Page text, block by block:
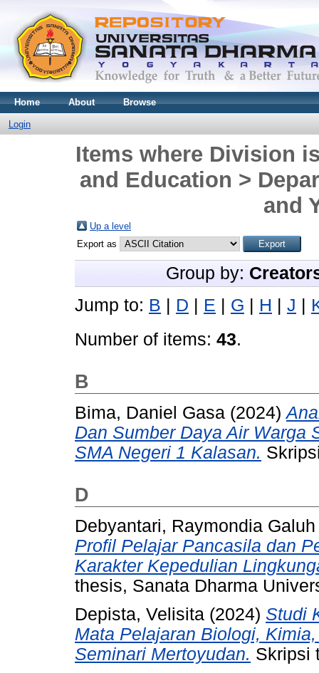
Home About Browse
Login
Items where Division
and Education >
and
Up a level
Export as
Group by:
Jump to: B D E G H J
Number of items: 43.
B
Bima, Daniel Gasa (2024)
Dan Sumber Daya Air Warga
SMA Negeri 1 Kalasan.
D
Debyantari, Raymondia Galuh
Profil Pelajar Pancasila dan
Karakter Kepedulian
thesis, Sanata Dharma
Depista, Velisita (2024) Studi
Mata Pelajaran Biologi,
Seminari Mertoyudan. Skripsi